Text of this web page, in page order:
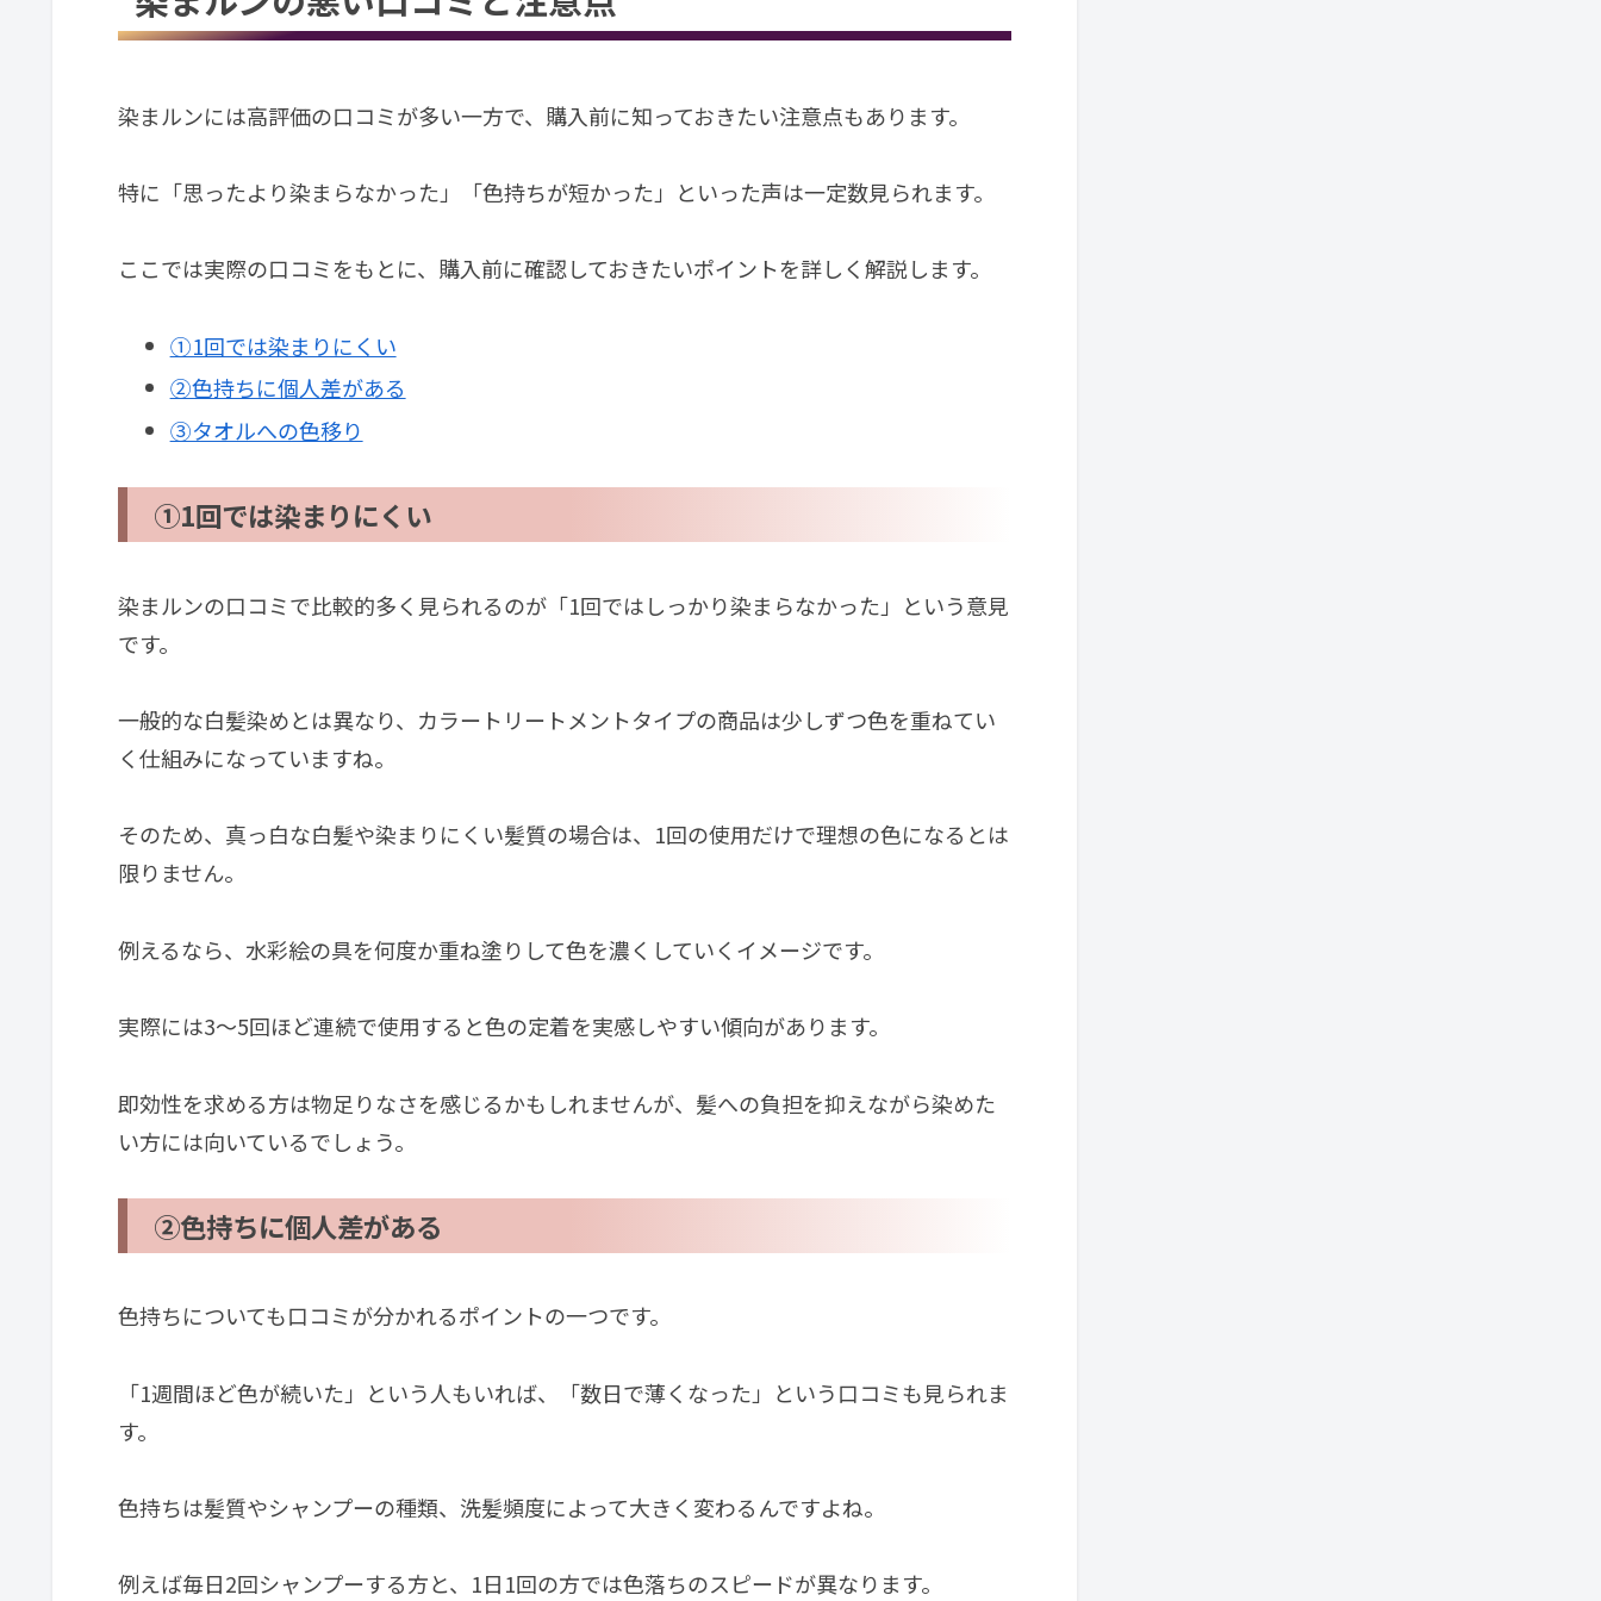
染まルンには高評価の口コミが多い一方で、購入前に知っておきたい注意点もあります。
特に「思ったより染まらなかった」「色持ちが短かった」といった声は一定数見られます。
ここでは実際の口コミをもとに、購入前に確認しておきたいポイントを詳しく解説します。
①1回では染まりにくい
②色持ちに個人差がある
③タオルへの色移り
①1回では染まりにくい
染まルンの口コミで比較的多く見られるのが「1回ではしっかり染まらなかった」という意見
です。
一般的な白髪染めとは異なり、カラートリートメントタイプの商品は少しずつ色を重ねてい
く仕組みになっていますね。
そのため、真っ白な白髪や染まりにくい髪質の場合は、1回の使用だけで理想の色になるとは
限りません。
例えるなら、水彩絵の具を何度か重ね塗りして色を濃くしていくイメージです。
実際には3〜5回ほど連続で使用すると色の定着を実感しやすい傾向があります。
即効性を求める方は物足りなさを感じるかもしれませんが、髪への負担を抑えながら染めた
い方には向いているでしょう。
②色持ちに個人差がある
色持ちについても口コミが分かれるポイントの一つです。
「1週間ほど色が続いた」という人もいれば、「数日で薄くなった」という口コミも見られま
す。
色持ちは髪質やシャンプーの種類、洗髪頻度によって大きく変わるんですよね。
例えば毎日2回シャンプーする方と、1日1回の方では色落ちのスピードが異なります。